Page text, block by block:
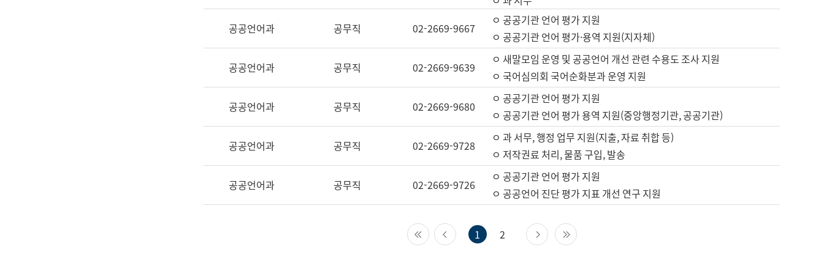
연
어
(사
언
공공언어과
공무직 02-2669-9667
ㅇ 공공기관 언어 평가 지원
ㅇ 공공기관 언어 평가·용역 지원(지자체)
공공언어과 공무직 02-2669-9639
ㅇ 새말모임 운영 및 공공언어 개선 관련 수용도 조사 지원
ㅇ 국어심의회 국어순화분과 운영 지원
공공언어과 공무직 02-2669-9680
ㅇ 공공기관 언어 평가 지원
ㅇ 공공기관 언어 평가 용역 지원(중앙행정기관, 공공기관)
공공언어과 공무직 02-2669-9728
ㅇ 과 서무, 행정 업무 지원(지출, 자료 취합 등)
ㅇ 저작권료 처리, 물품 구입, 발송
공공언어과 공무직 02-2669-9726
ㅇ 공공기관 언어 평가 지원
ㅇ 공공언어 진단 평가 지표 개선 연구 지원
첫 페이지이전 페이지
1 2 다음 페이지마지막 페이지